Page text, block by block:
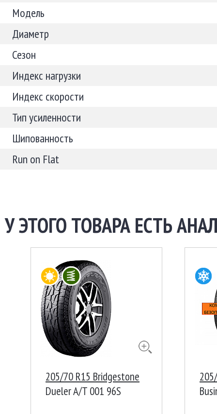
Модель
Диаметр
Сезон
Индекс нагрузки
Индекс скорости
Тип усиленности
Шипованность
Run on Flat
У ЭТОГО ТОВАРА ЕСТЬ
205/70 R15 Bridgestone
Dueler A/T 001 96S